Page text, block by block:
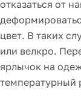
отказаться от
цвет. В таких
или велкро.
ярлычок на
температурный